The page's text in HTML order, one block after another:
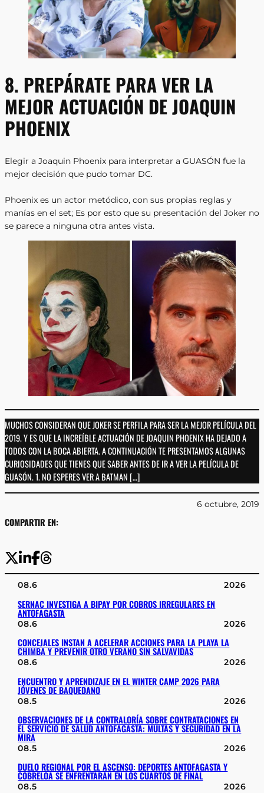
8. PREPÁRATE PARA VER LA
MEJOR ACTUACIÓN DE JOAQUIN
PHOENIX
Elegir a Joaquin Phoenix para interpretar a GUASÓN fue la
mejor decisión que pudo tomar DC.
Phoenix es un actor metódico, con sus propias reglas y
manías en el set; Es por esto que su presentación del Joker no
se parece a ninguna otra antes vista.
MUCHOS CONSIDERAN QUE JOKER SE PERFILA PARA SER LA MEJOR PELÍCULA DEL
2019. Y ES QUE LA INCREÍBLE ACTUACIÓN DE JOAQUIN PHOENIX HA DEJADO A
TODOS CON LA BOCA ABIERTA. A CONTINUACIÓN TE PRESENTAMOS ALGUNAS
CURIOSIDADES QUE TIENES QUE SABER ANTES DE IR A VER LA PELÍCULA DE
GUASÓN. 1. NO ESPERES VER A BATMAN […]
COMPARTIR EN:
6 octubre, 2019
08.6 2026
SERNAC INVESTIGA A BIPAY POR COBROS IRREGULARES EN
ANTOFAGASTA
08.6 2026
CONCEJALES INSTAN A ACELERAR ACCIONES PARA LA PLAYA LA
CHIMBA Y PREVENIR OTRO VERANO SIN SALVAVIDAS
08.6 2026
ENCUENTRO Y APRENDIZAJE EN EL WINTER CAMP 2026 PARA
JÓVENES DE BAQUEDANO
08.5 2026
OBSERVACIONES DE LA CONTRALORÍA SOBRE CONTRATACIONES EN
EL SERVICIO DE SALUD ANTOFAGASTA: MULTAS Y SEGURIDAD EN LA
MIRA
08.5 2026
DUELO REGIONAL POR EL ASCENSO: DEPORTES ANTOFAGASTA Y
COBRELOA SE ENFRENTARÁN EN LOS CUARTOS DE FINAL
08.5 2026